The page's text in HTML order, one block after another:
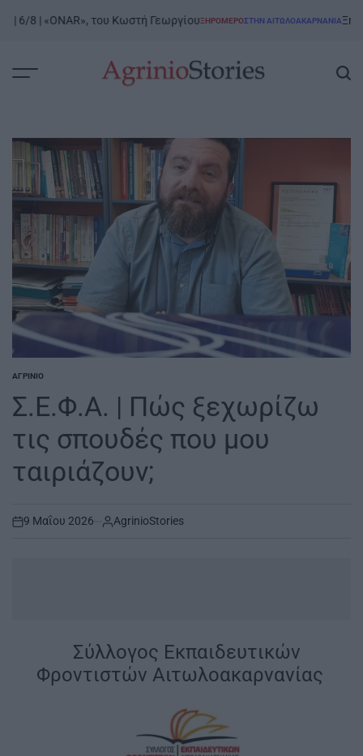
8 | «ONAR», του Κωστή ΓεωργίουPOSTED
ΞΗΡΟΜΕΡΟΣΤΗΝ ΑΙΤΩΛΟΑΚΑΡΝΑΝΊΑ
POSTED
ΑΓΡΊΝΙΟ
Σ.Ε.Φ.Α. | Πώς ξεχωρίζω
τις σπουδές που μου
ταιριάζουν;
on
9 Μαΐου 2026 AgrinioStories
Σύλλογος Εκπαιδευτικών
Φροντιστών Αιτωλοακαρνανίας